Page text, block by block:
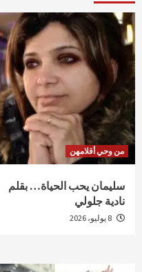
من وحي أقلامهن
سليمان يحب الحياة… بقلم
نادية جلولي